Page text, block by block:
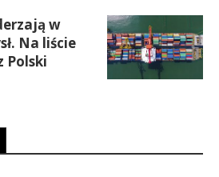
w
Na liście
Polski